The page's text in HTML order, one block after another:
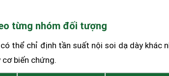
từng nhóm đối tượng
thể chỉ định tần suất nội soi dạ dày khác
biến chứng.